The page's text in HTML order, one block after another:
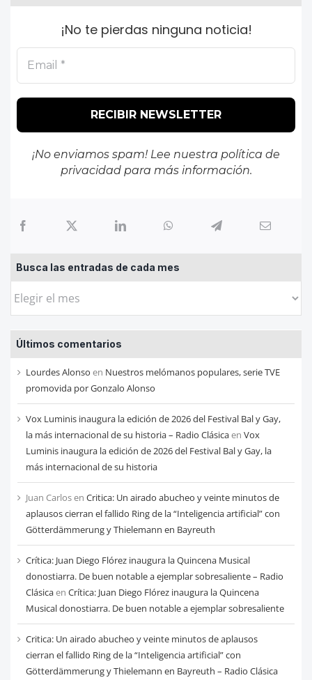
¡No te pierdas ninguna noticia!
¡No enviamos spam! Lee nuestra política de
privacidadpara más información.
Busca las entradas de cada mes
Busca
entradas
de
cada
mes
Últimos comentarios
Lourdes Alonso en Nuestros melómanos populares, serie TVE
promovida por Gonzalo Alonso
Vox Luminis inaugura la edición de 2026 del Festival Bal y Gay,
la más internacional de su historia – Radio Clásicaen Vox
Luminis inaugura la edición de 2026 del Festival Bal y Gay, la
más internacional de su historia
Juan Carlosen Critica: Un airado abucheo y veinte minutos de
aplausos cierran el fallido Ring de la “Inteligencia artificial” con
Götterdämmerung y Thielemann en Bayreuth
Crítica: Juan Diego Flórez inaugura la Quincena Musical
donostiarra. De buen notable a ejemplar sobresaliente – Radio
Clásicaen Crítica: Juan Diego Flórez inaugura la Quincena
Musical donostiarra. De buen notable a ejemplar sobresaliente
Critica: Un airado abucheo y veinte minutos de aplausos
cierran el fallido Ring de la “Inteligencia artificial” con
Götterdämmerung y Thielemann en Bayreuth – Radio Clásica